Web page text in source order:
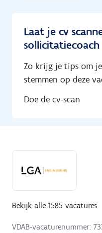
Laat je cv
sollicitatiecoach
Zo krijg je tips om
stemmen op deze
Doe de cv-scan
Bekijk alle 1585 vacatures
VDAB-vacaturenummer: